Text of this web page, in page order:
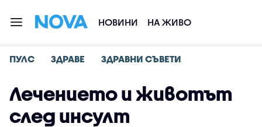
НОВИНИ НА ЖИВО
ПУЛС ЗДРАВЕ ЗДРАВНИ СЪВЕТИ
Лечението и животът
след инсулт